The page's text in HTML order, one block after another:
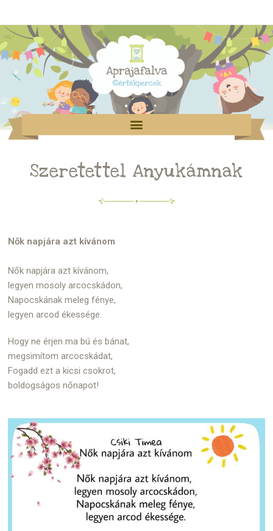
Szeretettel Anyukámnak
Nők napjára azt kívánom
Nők napjára azt kívánom,
legyen mosoly arcocskádon,
Napocskának meleg fénye,
legyen arcod ékessége.
Hogy ne érjen ma bú és bánat,
megsimítom arcocskádat,
Fogadd ezt a kicsi csokrot,
boldogságos nőnapot!